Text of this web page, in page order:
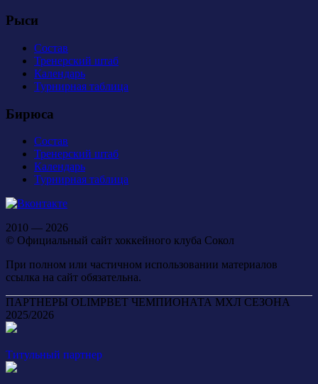
Рыси
Состав
Тренерский штаб
Календарь
Турнирная таблица
Бирюса
Состав
Тренерский штаб
Календарь
Турнирная таблица
2010 — 2026
© Официальный сайт хоккейного клуба Сокол
При полном или частичном использовании материалов
ссылка на сайт обязательна.
ПАРТНЕРЫ OLIMPBET ЧЕМПИОНАТА МХЛ СЕЗОНА
2025/2026
Титульный партнер